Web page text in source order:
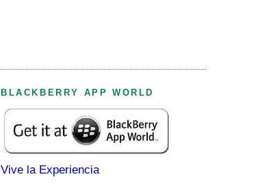
BLACKBERRY APP WORLD
Vive la Experiencia